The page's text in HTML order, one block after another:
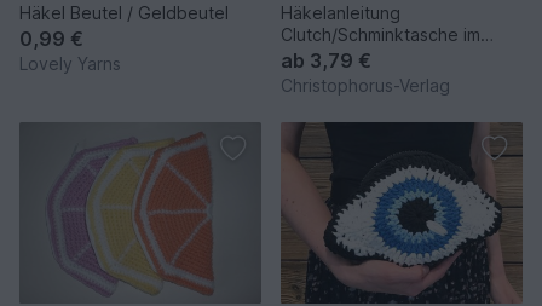
Häkel Beutel / Geldbeutel
0,99 €
Lovely Yarns
Häkelanleitung
Clutch/Schminktasche im
Boho-Stil
ab 3,79 €
Christophorus-Verlag